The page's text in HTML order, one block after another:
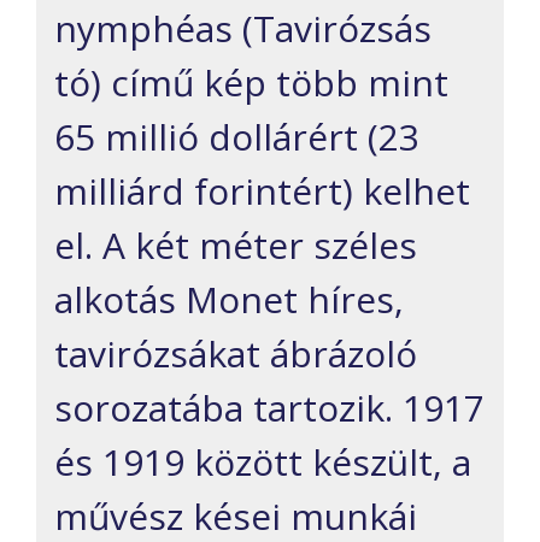
nymphéas (Tavirózsás
tó) című kép több mint
65 millió dollárért (23
milliárd forintért) kelhet
el. A két méter széles
alkotás Monet híres,
tavirózsákat ábrázoló
sorozatába tartozik. 1917
és 1919 között készült, a
művész kései munkái